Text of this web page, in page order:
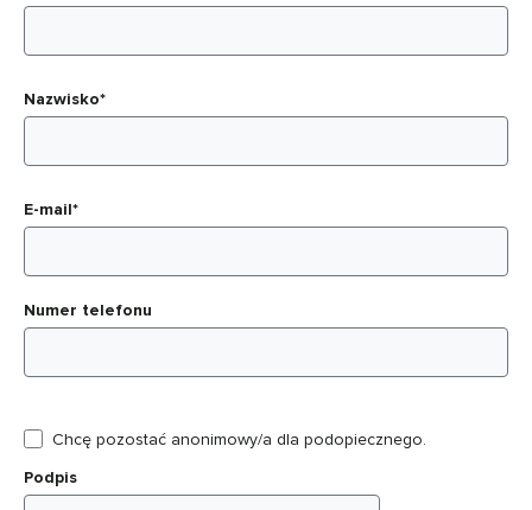
Nazwisko*
E-mail*
Numer telefonu
Chcę pozostać anonimowy/a dla podopiecznego.
Podpis